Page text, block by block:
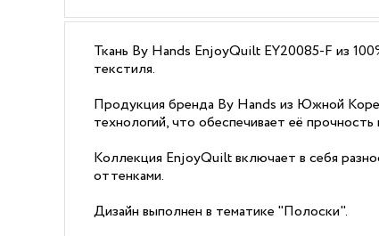
Ткань By Hands EnjoyQuilt EY20085-F из
текстиля.
Продукция бренда By Hands из Южной
технологий, что обеспечивает её прочность
Коллекция EnjoyQuilt включает в себя
оттенками.
Дизайн выполнен в тематике "Полоски".